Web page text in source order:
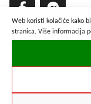
Web koristi kolačiće kako
stranica. Više informacija
Brzo i sigurno
Prikazane cijene su